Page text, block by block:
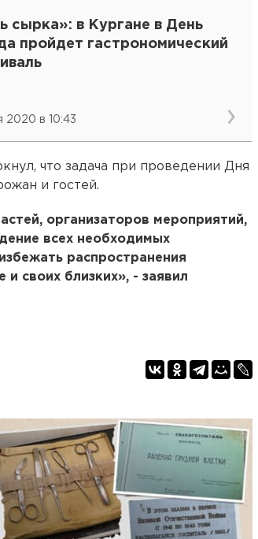
сырка»: в Кургане в День
пройдет гастрономический
2020 в 10:43
что задача при проведении Дня
и гостей.
организаторов мероприятий,
всех необходимых
распространения
своих близких», - заявил